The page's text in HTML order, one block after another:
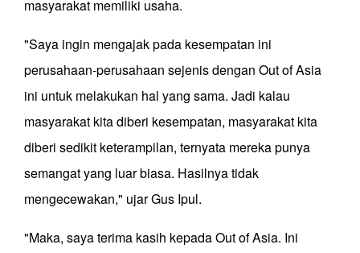
masyarakat memiliki usaha.
"Saya ingin mengajak pada kesempatan ini
perusahaan-perusahaan sejenis dengan Out of Asia
ini untuk melakukan hal yang sama. Jadi kalau
masyarakat kita diberi kesempatan, masyarakat kita
diberi sedikit keterampilan, ternyata mereka punya
semangat yang luar biasa. Hasilnya tidak
mengecewakan," ujar Gus Ipul.
"Maka, saya terima kasih kepada Out of Asia. Ini